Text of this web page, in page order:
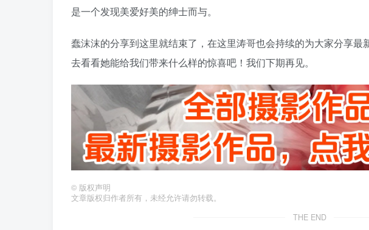
是一个发现美爱好美的绅士而与。
蠢沫沫的分享到这里就结束了，在这里涛哥也会持续的为大家分享
去看看她能给我们带来什么样的惊喜吧！我们下期再见。
© 版权声明
文章版权归作者所有，未经允许请勿转载。
THE END